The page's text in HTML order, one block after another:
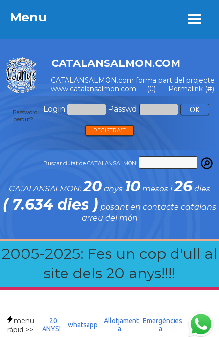
Menu
CATALANSALMON.COM
CATALANSALMON.com forma part del projecte
www.catalansalmon.com - (0) - Permalink (#)
Login Passwd
Password
perdut?
REGISTRA'T
Buscar ciutat de CATALANSALMON:
CATALANSALMON:20 anys 10 mesos i26 dies
( 7.634 dies ) posant en contacte catalans
arreu del món
2005-2025: Fes un cop d'ull al
site dels 20 anys!!!!
Menu
menu
ràpid >>
20
ANYS!
whatsapp
Allotjament
a
Emergències
a